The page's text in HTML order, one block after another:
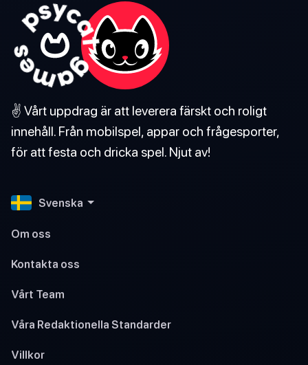
✌️ Vårt uppdrag är att leverera färskt och roligt
innehåll. Från mobilspel, appar och frågesporter,
för att festa och dricka spel. Njut av!
Svenska
Om oss
Kontakta oss
Vårt Team
Våra Redaktionella Standarder
Villkor